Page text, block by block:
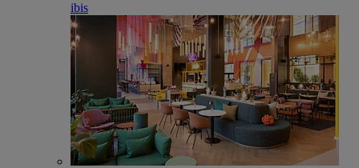
ibis